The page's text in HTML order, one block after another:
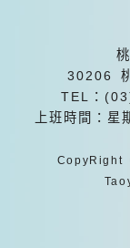
30206
TEL：
上班時間：
CopyRight